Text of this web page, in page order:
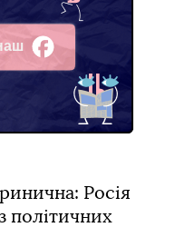
Росія
політичних